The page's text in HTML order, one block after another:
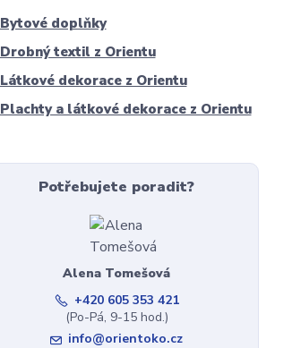
Bytové doplňky
Drobný textil z Orientu
Látkové dekorace z Orientu
Plachty a látkové dekorace z Orientu
Potřebujete poradit?
Alena Tomešová
+420 605 353 421
(Po-Pá, 9-15 hod.)
info@orientoko.cz